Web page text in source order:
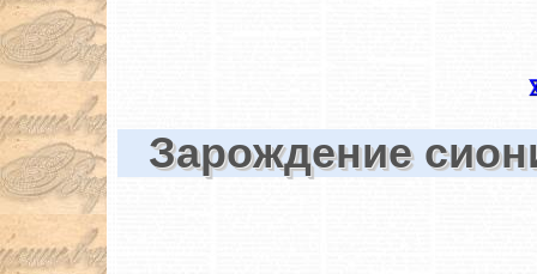
Зарождение